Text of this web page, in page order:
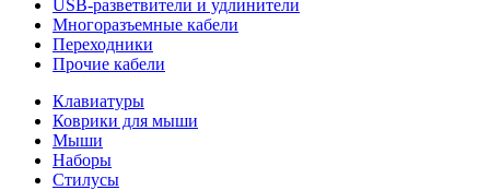
USB-разветвители и удлинители
Многоразъемные кабели
Переходники
Прочие кабели
Клавиатуры
Коврики для мыши
Мыши
Наборы
Стилусы